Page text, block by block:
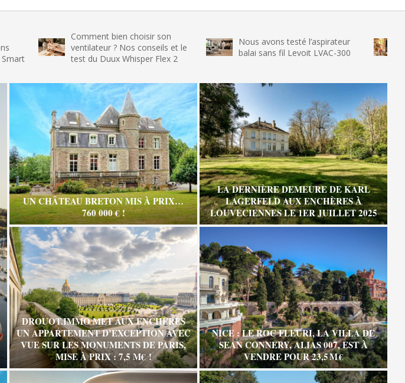
Comment bien choisir son
ventilateur ? Nos conseils et le
test du Duux Whisper Flex 2
Nous avons testé l’aspirateur
balai sans fil Levoit LVAC-300
Nous
glace
UN CHÂTEAU BRETON MIS À PRIX…
760 000 € !
LA DERNIÈRE DEMEURE DE KARL
LAGERFELD AUX ENCHÈRES À
LOUVECIENNES LE 1ER JUILLET 2025
DROUOT.IMMO MET AUX ENCHÈRES
UN APPARTEMENT D’EXCEPTION AVEC
VUE SUR LES MONUMENTS DE PARIS,
MISE À PRIX : 7,5 M€ !
NICE : LE ROC FLEURI, LA VILLA DE
SEAN CONNERY, ALIAS 007, EST À
VENDRE POUR 23,5 M €